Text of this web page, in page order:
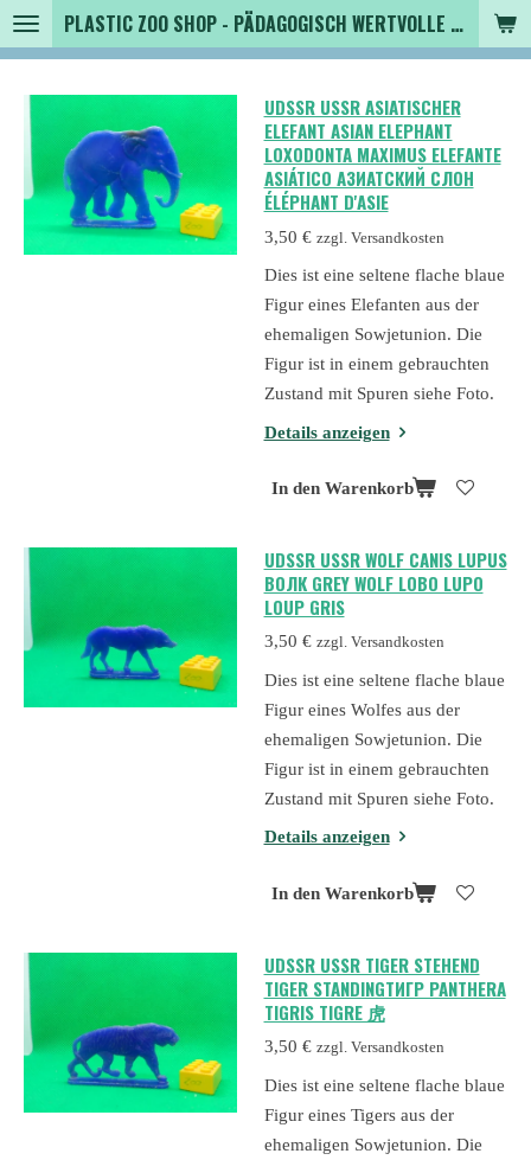
Zum
Hauptinhalt
PLASTIC ZOO SHOP - PÄDAGOGISCH WERTVOLLE SPIELZEUGTIERE , SAMMLER - TIERFIGUREN UND MEHR VON VINTAGE BIS MODERN
UDSSR USSR ASIATISCHER
ELEFANT ASIAN ELEPHANT
LOXODONTA MAXIMUS ELEFANTE
ASIÁTICO АЗИАТСКИЙ СЛОН
ÉLÉPHANT D'ASIE
3,50 € zzgl. Versandkosten
Dies ist eine seltene flache blaue
Figur eines Elefanten aus der
ehemaligen Sowjetunion. Die
Figur ist in einem gebrauchten
Zustand mit Spuren siehe Foto.
Details anzeigen
In den Warenkorb
UDSSR USSR WOLF CANIS LUPUS
ВОЛК GREY WOLF LOBO LUPO
LOUP GRIS
3,50 € zzgl. Versandkosten
Dies ist eine seltene flache blaue
Figur eines Wolfes aus der
ehemaligen Sowjetunion. Die
Figur ist in einem gebrauchten
Zustand mit Spuren siehe Foto.
Details anzeigen
In den Warenkorb
UDSSR USSR TIGER STEHEND
TIGER STANDINGТИГР PANTHERA
TIGRIS TIGRE 虎
3,50 € zzgl. Versandkosten
Dies ist eine seltene flache blaue
Figur eines Tigers aus der
ehemaligen Sowjetunion. Die